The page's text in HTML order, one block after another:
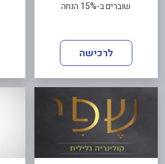
שוברים ב-15% הנחה
לרכישה